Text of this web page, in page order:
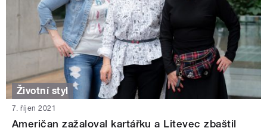
Životní styl
7. říjen 2021
Američan zažaloval kartářku a Litevec zbaštil